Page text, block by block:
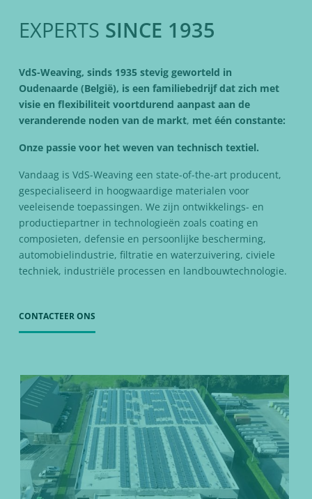
EXPERTS SINCE 1935
VdS-Weaving, sinds 1935 stevig geworteld in
Oudenaarde (België), is een familiebedrijf dat zich met
visie en flexibiliteit voortdurend aanpast aan de
veranderende noden van de markt, met één constante:
Onze passie voor het weven van technisch textiel.
Vandaag is VdS-Weaving een state-of-the-art producent,
gespecialiseerd in hoogwaardige materialen voor
veeleisende toepassingen. We zijn ontwikkelings- en
productiepartner in technologieën zoals coating en
composieten, defensie en persoonlijke bescherming,
automobielindustrie, filtratie en waterzuivering, civiele
techniek, industriële processen en landbouwtechnologie.
CONTACTEER ONS